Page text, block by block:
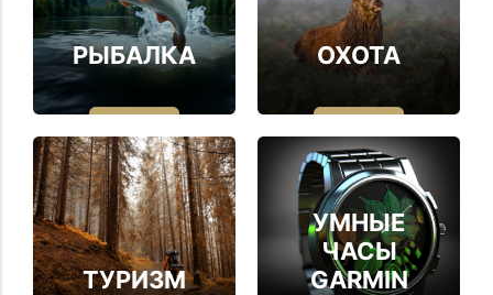
РЫБАЛКА ОХОТА
ТУРИЗМ
УМНЫЕ
ЧАСЫ
GARMIN